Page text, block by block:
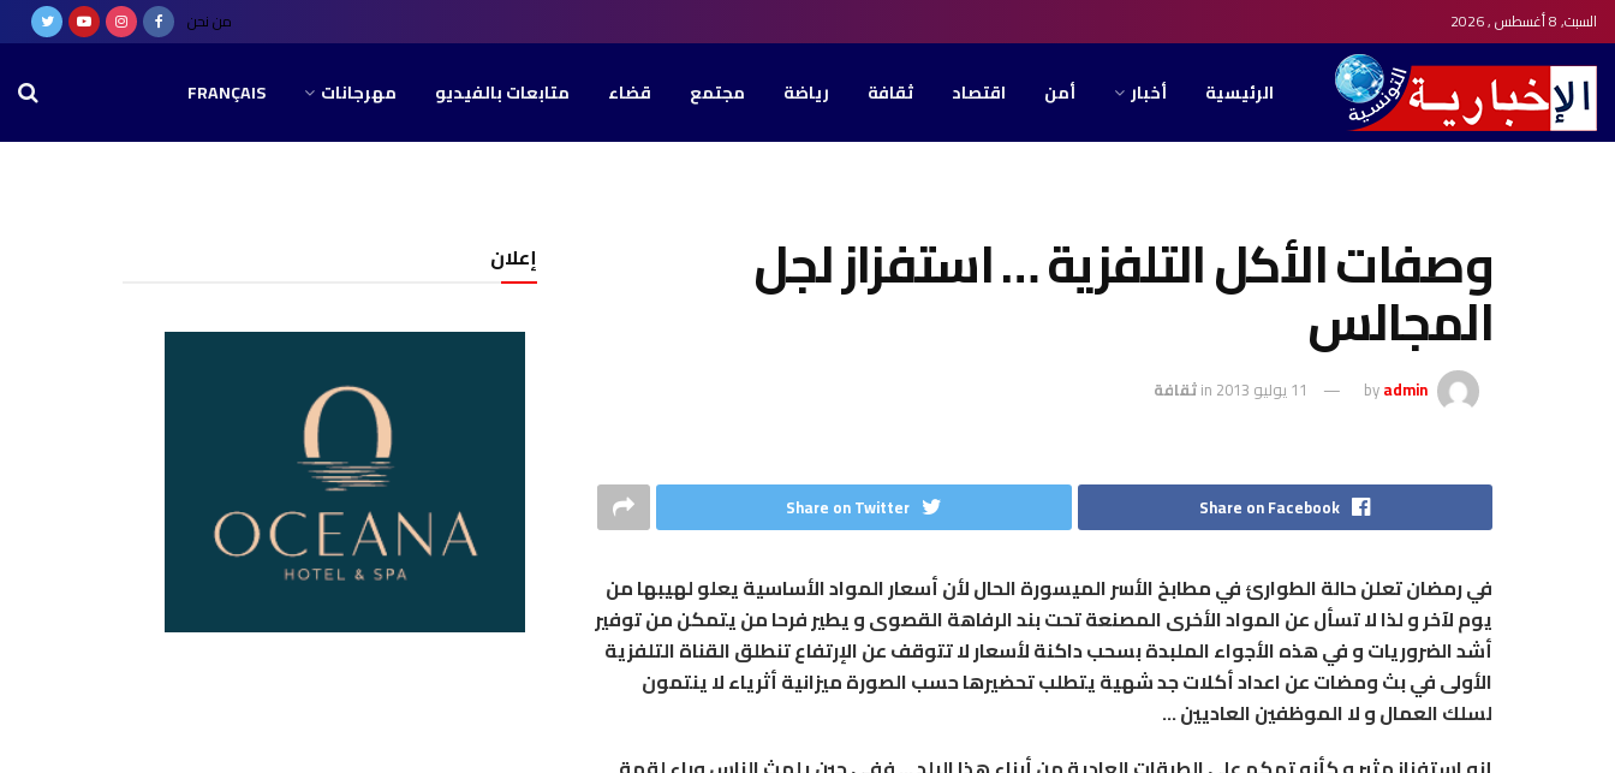
السبت, 8 أغسطس , 2026 من نحن
الرئيسية أخبار أمن اقتصاد ثقافة رياضة مجتمع قضاء متابعات بالفيديو مهرجانات FRANÇAIS
وصفات الأكل التلفزية … استفزاز لجل
المجالس
byadmin 11 يوليو 2013 inثقافة
Share on Facebook
Share on Twitter
في رمضان تعلن حالة الطوارئ في مطابخ الأسر الميسورة الحال لأن أسعار المواد الأساسية يعلو لهيبها من
يوم لآخر و لذا لا تسأل عن المواد الأخرى المصنعة تحت بند الرفاهة القصوى و يطير فرحا من يتمكن من توفير
أشد الضروريات و في هذه الأجواء الملبدةبسحب داكنة لأسعار لا تتوقف عن الإرتفاع تنطلق القناة التلفزية
الأولى في بث ومضات عن اعداد أكلات جد شهية يتطلب تحضيرها حسب الصورة ميزانية أثرياء لا ينتمون
لسلك العمال و لا الموظفين العاديين …
إعلان